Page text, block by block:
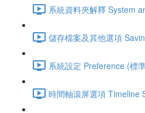
系統資料夾解釋 System
儲存檔案及其他選項
系統設定 Preference (標
時間軸滾屏選項 Timeline